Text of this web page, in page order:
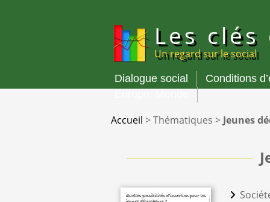
Les
Un regard sur le social
Menu
Dialogue social
Conditions
Accueil >Thématiques > Jeunes